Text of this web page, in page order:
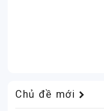
Chủ đề mới